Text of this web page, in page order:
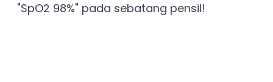
"SpO2 98%" pada sebatang pensil!